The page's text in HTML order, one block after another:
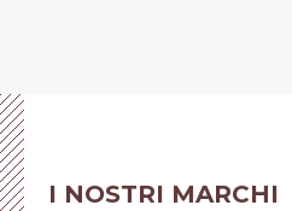
I NOSTRI MARCHI